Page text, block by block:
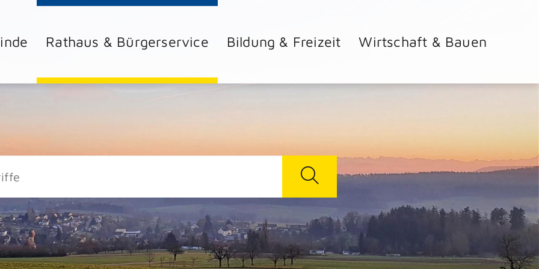
Rathaus & Bürgerservice Bildung & Freizeit Wirtschaft & Bauen